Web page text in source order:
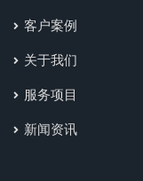
客户案例
关于我们
服务项目
新闻资讯